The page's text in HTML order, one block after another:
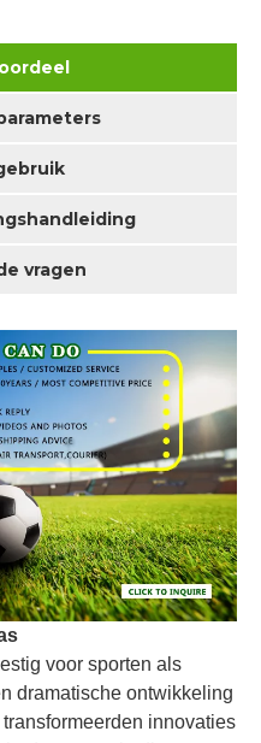
vragen
voor sporten als
dramatische ontwikkeling
innovaties